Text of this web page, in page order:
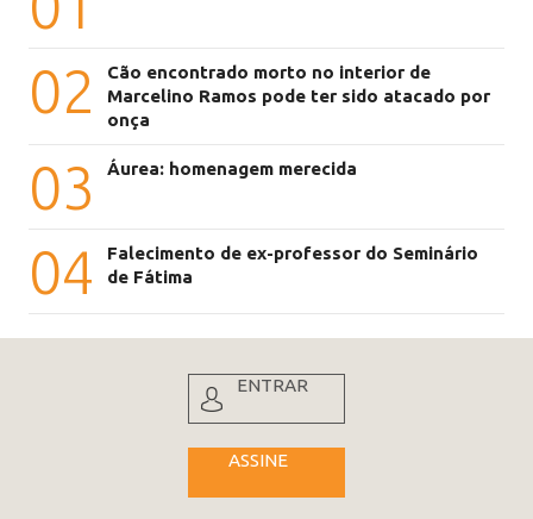
02
Cão encontrado morto no interior de
Marcelino Ramos pode ter sido atacado por
onça
03 Áurea: homenagem merecida
04
Falecimento de ex-professor do Seminário
de Fátima
ENTRAR
ASSINE